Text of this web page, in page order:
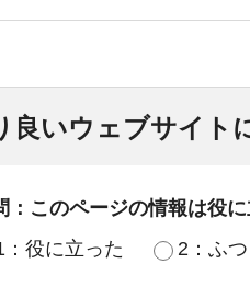
良いウェブサイト
：このページの情報は役
：役に立った
2：ふつ